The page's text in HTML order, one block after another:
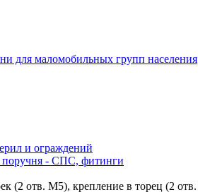
для маломобильных групп населения
и ограждений
поручня - СПС, фитинги
(2 отв. М5), крепление в торец (2